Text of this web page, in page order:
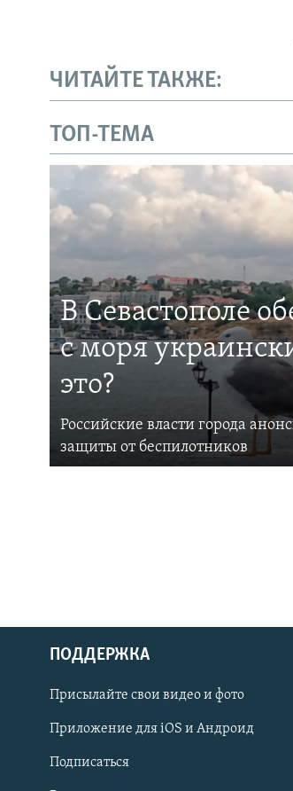
Українською
Qırımtatar
ПРИСОЕДИНЯЙТЕСЬ!
ЧИТАЙТЕ ТАКЖЕ:
ТОП-ТЕМА
В Севастополе
с моря
это?
Российские власти города
защиты от беспилотников
ПОДДЕРЖКА
Присылайте свои видео и фото
Приложение для iOS и Андроид
Подписаться